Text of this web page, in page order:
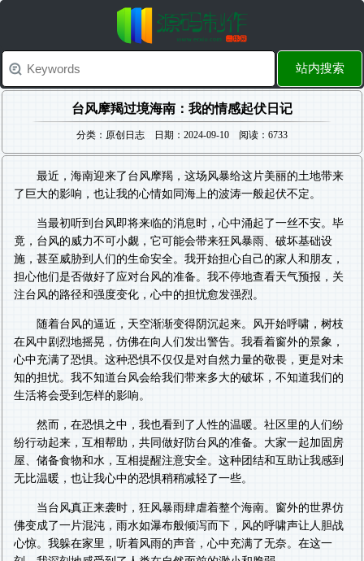
站内搜索
台风摩羯过境海南：我的情感起伏日记
分类：原创日志 日期：2024-09-10 阅读：6733
最近，海南迎来了台风摩羯，这场风暴给这片美丽的土地带来
了巨大的影响，也让我的心情如同海上的波涛一般起伏不定。
当最初听到台风即将来临的消息时，心中涌起了一丝不安。毕
竟，台风的威力不可小觑，它可能会带来狂风暴雨、破坏基础设
施，甚至威胁到人们的生命安全。我开始担心自己的家人和朋友，
担心他们是否做好了应对台风的准备。我不停地查看天气预报，关
注台风的路径和强度变化，心中的担忧愈发强烈。
随着台风的逼近，天空渐渐变得阴沉起来。风开始呼啸，树枝
在风中剧烈地摇晃，仿佛在向人们发出警告。我看着窗外的景象，
心中充满了恐惧。这种恐惧不仅仅是对自然力量的敬畏，更是对未
知的担忧。我不知道台风会给我们带来多大的破坏，不知道我们的
生活将会受到怎样的影响。
然而，在恐惧之中，我也看到了人性的温暖。社区里的人们纷
纷行动起来，互相帮助，共同做好防台风的准备。大家一起加固房
屋、储备食物和水，互相提醒注意安全。这种团结和互助让我感到
无比温暖，也让我心中的恐惧稍稍减轻了一些。
当台风真正来袭时，狂风暴雨肆虐着整个海南。窗外的世界仿
佛变成了一片混沌，雨水如瀑布般倾泻而下，风的呼啸声让人胆战
心惊。我躲在家里，听着风雨的声音，心中充满了无奈。在这一